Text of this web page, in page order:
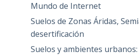
Mundo de Internet
Suelos de Zonas Áridas,
desertificación
Suelos y ambientes urbanos: